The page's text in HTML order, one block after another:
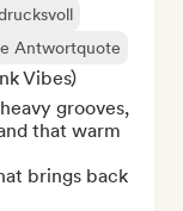
Antwortquote
Vibes)
grooves,
that warm
brings back